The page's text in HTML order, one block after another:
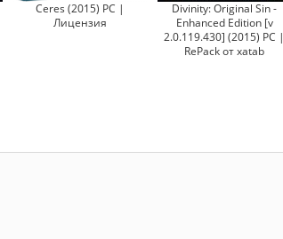
Ceres (2015) PC |
Лицензия
Divinity: Original Sin -
Enhanced Edition [v
2.0.119.430] (2015) PC |
RePack от xatab